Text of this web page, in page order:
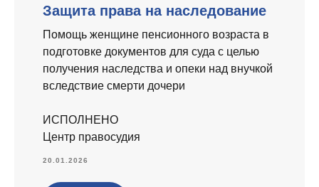
Защита права на наследование
Помощь женщине пенсионного возраста в
подготовке документов для суда с целью
получения наследства и опеки над внучкой
вследствие смерти дочери
ИСПОЛНЕНО
Центр правосудия
20.01.2026